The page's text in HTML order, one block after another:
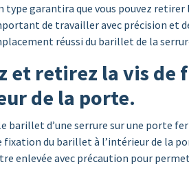
type garantira que vous pouvez retirer
de travailler avec précision et
réussi du barillet de la
et retirez la vis
de la porte.
barillet d’une serrure sur une porte
fixation du barillet à l’intérieur de la
enlevée avec précaution pour